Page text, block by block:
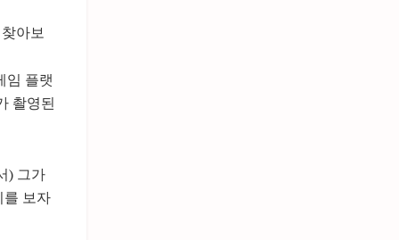
아보
임 플랫
촬영된
) 그가
를 보자